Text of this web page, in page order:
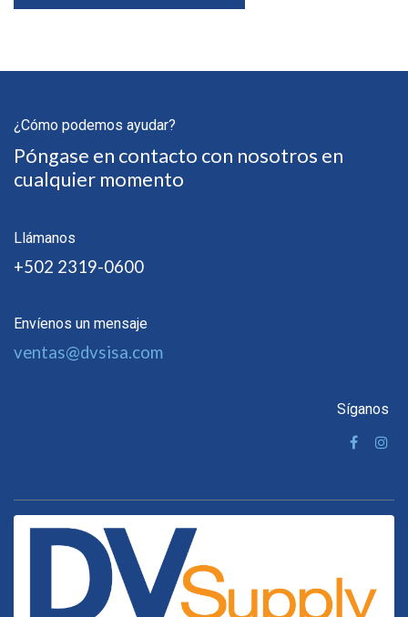
¿Cómo podemos ayudar?
Póngase en contacto con nosotros en
cualquier momento
Llámanos
+502 2319-0600
Envíenos un mensaje
ventas@dvsisa.com
Síganos